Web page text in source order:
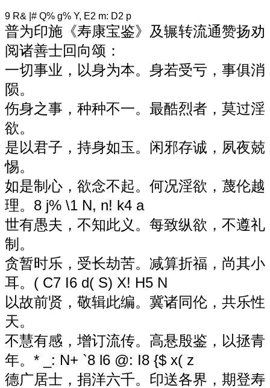
9 R& |# Q% g% Y, E2 m: D2 p
普为印施《寿康宝鉴》及辗转流通赞扬劝
阅诸善士回向颂：
一切事业，以身为本。身若受亏，事俱消
陨。
伤身之事，种种不一。最酷烈者，莫过淫
欲。
是以君子，持身如玉。闲邪存诚，夙夜兢
惕。
如是制心，欲念不起。何况淫欲，蔑伦越
理。 8 j% \1 N, n! k4 a
世有愚夫，不知此义。每致纵欲，不遵礼
制。
贪暂时乐，受长劫苦。减算折福，尚其小
耳。 ( C7 I6 d( S) X! H5 N
以故前贤，敬辑此编。冀诸同伦，共乐性
天。
不慧有感，增订流传。高悬殷鉴，以拯青
年。 * _: N+ `8 l6 @: I8 {$ x( z
德广居士，捐洋六千。印送各界，期登寿